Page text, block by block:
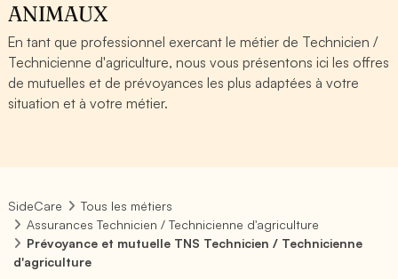
ANIMAUX
En tant que professionnel exercant le métier de Technicien /
Technicienne d'agriculture, nous vous présentons ici les offres
de mutuelles et de prévoyances les plus adaptées à votre
situation et à votre métier.
SideCare
Tous les métiers
Assurances Technicien / Technicienne d'agriculture
Prévoyance et mutuelle TNS Technicien / Technicienne
d'agriculture